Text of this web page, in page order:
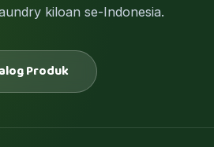
kiloan se-Indonesia.
Produk